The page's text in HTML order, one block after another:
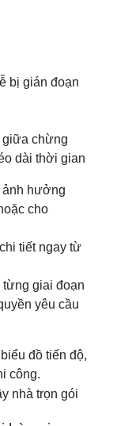
bị gián đoạn
giữa chừng
dài thời gian
ảnh hưởng
cho
tiết ngay từ
giai đoạn
yêu cầu
đồ tiến độ,
công.